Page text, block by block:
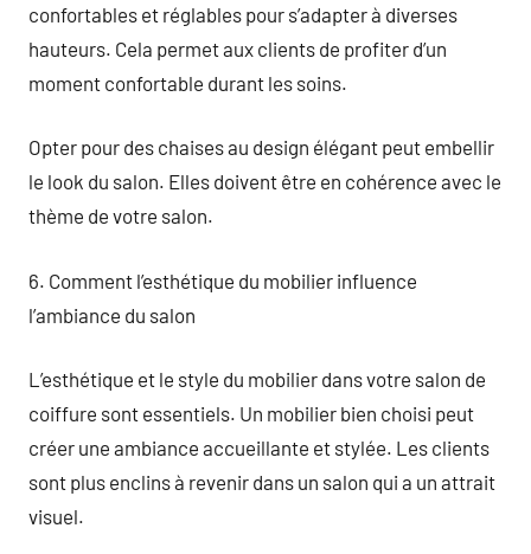
confortables et réglables pour s’adapter à diverses
hauteurs. Cela permet aux clients de profiter d’un
moment confortable durant les soins.
Opter pour des chaises au design élégant peut embellir
le look du salon. Elles doivent être en cohérence avec le
thème de votre salon.
6. Comment l’esthétique du mobilier influence
l’ambiance du salon
L’esthétique et le style du mobilier dans votre salon de
coiffure sont essentiels. Un mobilier bien choisi peut
créer une ambiance accueillante et stylée. Les clients
sont plus enclins à revenir dans un salon qui a un attrait
visuel.